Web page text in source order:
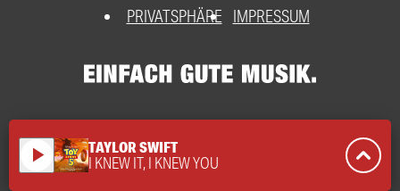
PRIVATSPHÄRE
IMPRESSUM
play_arrow TAYLOR SWIFT
I KNEW IT, I KNEW YOU